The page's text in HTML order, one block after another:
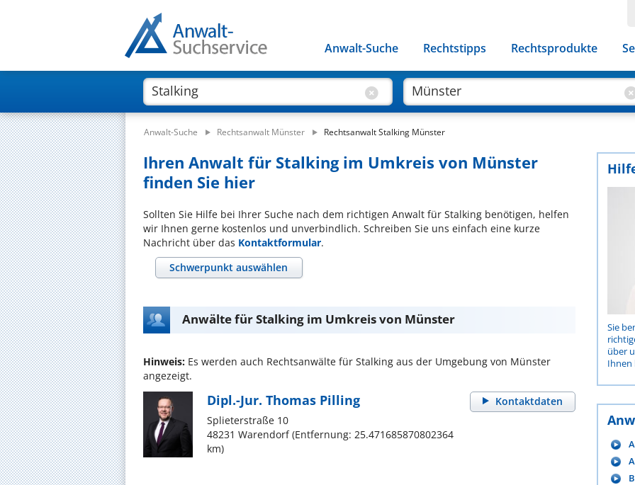
Anwalt-Suche Rechtstipps Rechtsprodukte
Anwalt-Suche Rechtsanwalt Münster Rechtsanwalt Stalking Münster
Ihren Anwalt für Stalking im Umkreis von Münster
finden Sie hier
Sollten Sie Hilfe bei Ihrer Suche nach dem richtigen Anwalt für Stalking benötigen, helfen
wir Ihnen gerne kostenlos und unverbindlich. Schreiben Sie uns einfach eine kurze
Nachricht über das Kontaktformular.
Schwerpunkt auswählen
Anwälte für Stalking im Umkreis von Münster
Hinweis: Es werden auch Rechtsanwälte für Stalking aus der Umgebung von Münster
angezeigt.
Kontaktdaten
Dipl.-Jur. Thomas Pilling
Splieterstraße 10
48231 Warendorf (Entfernung: 25.471685870802364
km)
Sie
über
Ihnen